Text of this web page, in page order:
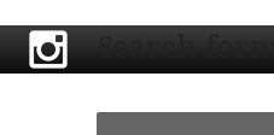
Search form